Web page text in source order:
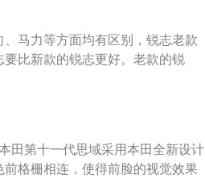
架是多连杆式独立悬架，其搭载
功率是167kw，最大扭矩是293n
马力等方面均有区别，锐志老款
比新款的锐志更好。老款的锐
的地方。比如门把手附近，挡位
的更好一些。特别是油门反应明
型，轻轻一踩油门车子的响应也很
向方面：新款锐志的转向要比老
助力也要重一些。整体感觉更稳
田第十一代思域采用本田全新设计
格栅相连，使得前脸的视觉效果